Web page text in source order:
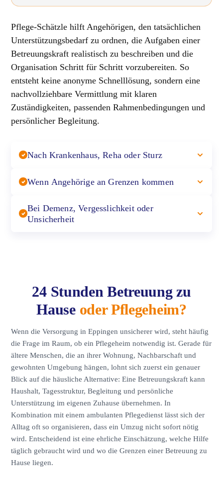
Pflege-Schätzle hilft Angehörigen, den tatsächlichen
Unterstützungsbedarf zu ordnen, die Aufgaben einer
Betreuungskraft realistisch zu beschreiben und die
Organisation Schritt für Schritt vorzubereiten. So
entsteht keine anonyme Schnelllösung, sondern eine
nachvollziehbare Vermittlung mit klaren
Zuständigkeiten, passenden Rahmenbedingungen und
persönlicher Begleitung.
Nach Krankenhaus, Reha oder Sturz
Wenn Angehörige an Grenzen kommen
Bei Demenz, Vergesslichkeit oder
Unsicherheit
24 Stunden Betreuung zu
Hause oder Pflegeheim?
Wenn die Versorgung in Eppingen unsicherer wird, steht häufig
die Frage im Raum, ob ein Pflegeheim notwendig ist. Gerade für
ältere Menschen, die an ihrer Wohnung, Nachbarschaft und
gewohnten Umgebung hängen, lohnt sich zuerst ein genauer
Blick auf die häusliche Alternative: Eine Betreuungskraft kann
Haushalt, Tagesstruktur, Begleitung und persönliche
Unterstützung im eigenen Zuhause übernehmen. In
Kombination mit einem ambulanten Pflegedienst lässt sich der
Alltag oft so organisieren, dass ein Umzug nicht sofort nötig
wird. Entscheidend ist eine ehrliche Einschätzung, welche Hilfe
täglich gebraucht wird und wo die Grenzen einer Betreuung zu
Hause liegen.